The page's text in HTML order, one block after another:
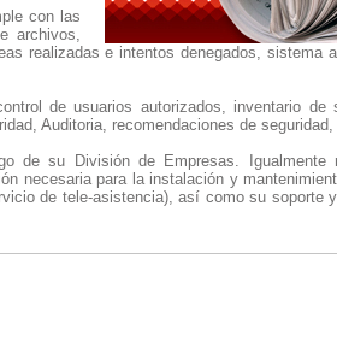
con las
archivos,
realizadas e intentos denegados, sistema
de usuarios autorizados, inventario de
Auditoria, recomendaciones de
de su División de Empresas. Igualmente
necesaria para la instalación y
de tele-asistencia), así como su soporte